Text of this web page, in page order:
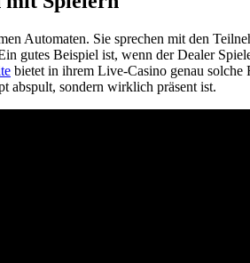
Automaten. Sie sprechen mit den
gutes Beispiel ist, wenn der Dealer
bietet in ihrem Live-Casino genau solche
abspult, sondern wirklich präsent ist.